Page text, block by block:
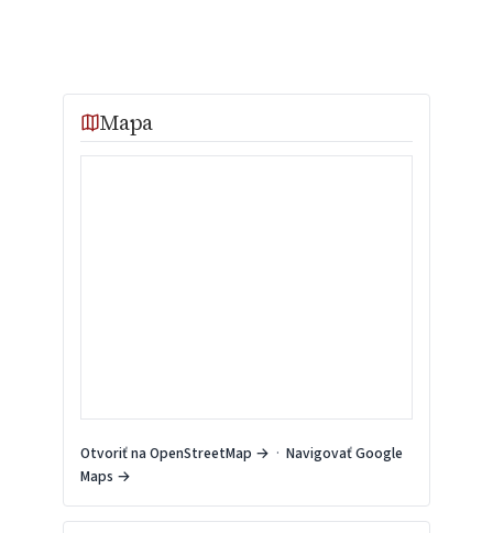
Mapa
Otvoriť na OpenStreetMap → · Navigovať Google
Maps →